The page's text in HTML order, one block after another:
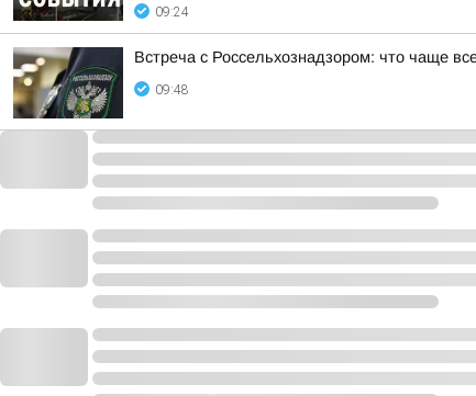
09:24
Встреча с Россельхознадзором: что чаще
09:48